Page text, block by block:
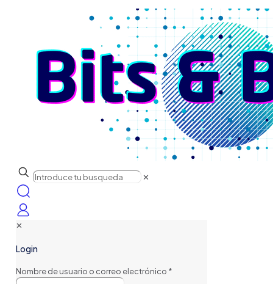
✕
✕
Login
Nombre de usuario o correo electrónico *